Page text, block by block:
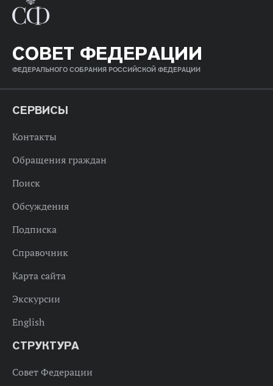
СОВЕТ ФЕДЕРАЦИИ
ФЕДЕРАЛЬНОГО СОБРАНИЯ РОССИЙСКОЙ ФЕДЕРАЦИИ
СЕРВИСЫ
Контакты
Обращения граждан
Поиск
Обсуждения
Подписка
Справочник
Карта сайта
Экскурсии
English
СТРУКТУРА
Совет Федерации